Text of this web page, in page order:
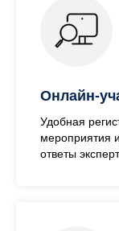
Онлайн-
Удобная
мероприятия
ответы